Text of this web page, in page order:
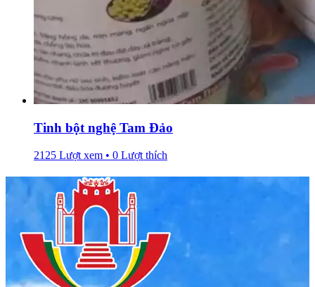
Tinh bột nghệ Tam Đảo
2125 Lượt xem • 0 Lượt thích